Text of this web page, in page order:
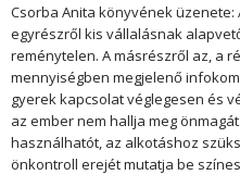
Csorba Anita könyvének üzenete:
egyrészről kis vállalásnak
reménytelen. A másrészről az, a
mennyiségben megjelenő
gyerek kapcsolat véglegesen és
az ember nem hallja meg
használhatót, az alkotáshoz
önkontroll erejét mutatja be